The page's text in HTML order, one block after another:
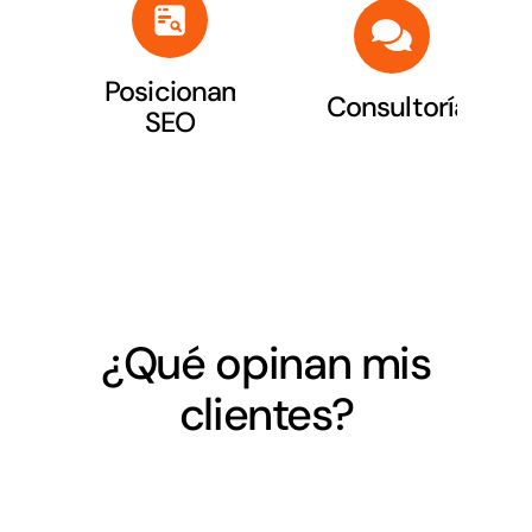
Posicionamiento
SEO
Consultoría
¿Qué opinan mis
clientes?